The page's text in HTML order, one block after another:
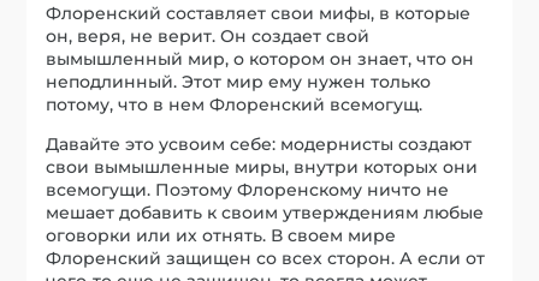
Флоренский составляет свои мифы, в которые
он, веря, не верит. Он создает свой
вымышленный мир, о котором он знает, что он
неподлинный. Этот мир ему нужен только
потому, что в нем Флоренский всемогущ.
Давайте это усвоим себе: модернисты создают
свои вымышленные миры, внутри которых они
всемогущи. Поэтому Флоренскому ничто не
мешает добавить к своим утверждениям любые
оговорки или их отнять. В своем мире
Флоренский защищен со всех сторон. А если от